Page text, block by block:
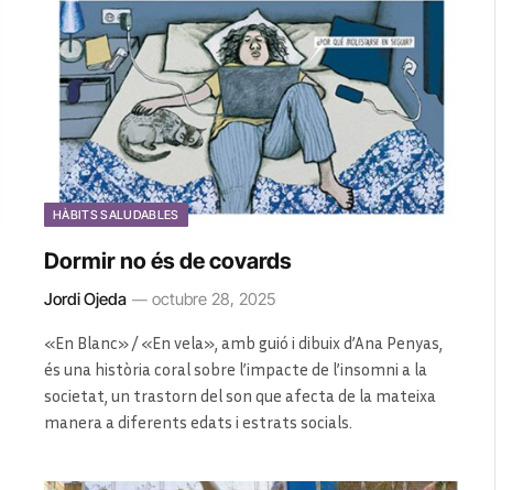
HÀBITS SALUDABLES
Dormir no és de covards
Jordi Ojeda octubre 28, 2025
«En Blanc» / «En vela», amb guió i dibuix d’Ana Penyas,
és una història coral sobre l’impacte de l’insomni a la
societat, un trastorn del son que afecta de la mateixa
manera a diferents edats i estrats socials.